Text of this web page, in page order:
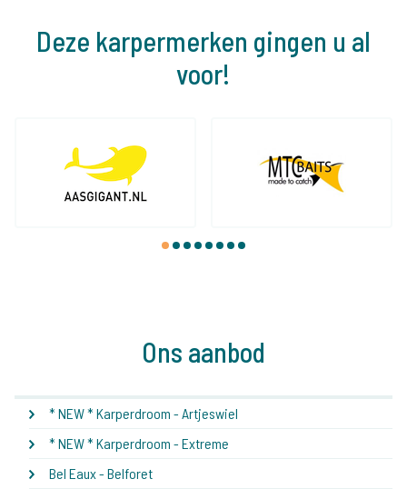
Deze karpermerken gingen u al
voor!
1 2 3 4 5 6 7 8
Ons aanbod
* NEW * Karperdroom - Artjeswiel
* NEW * Karperdroom - Extreme
Bel Eaux - Belforet